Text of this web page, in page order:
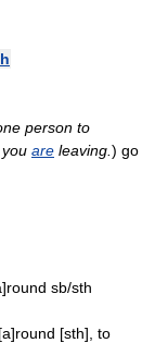
person to
are leaving. ) go
sb/sth
[sth], to